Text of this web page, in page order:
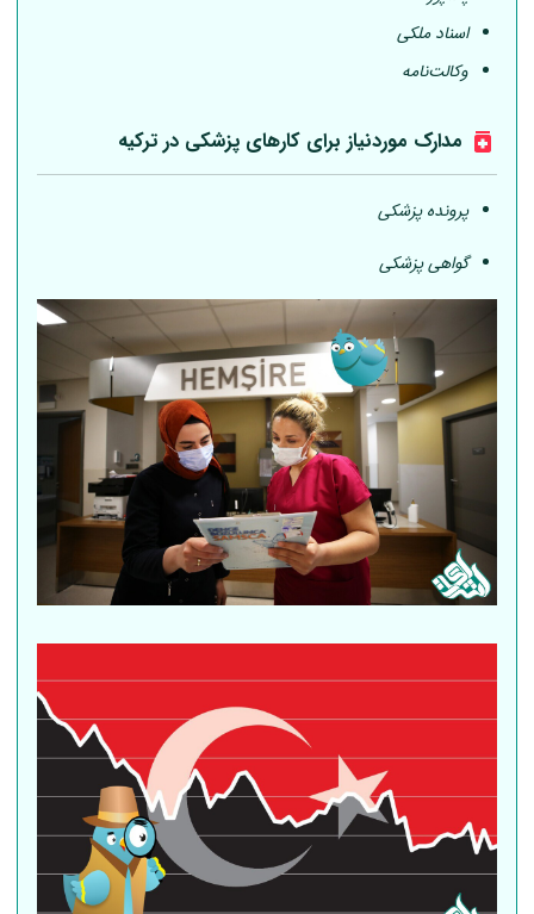
اسناد ملکی
وکالت‌نامه
مدارک موردنیاز برای کارهای پزشکی در ترکیه
پرونده پزشکی
گواهی پزشکی